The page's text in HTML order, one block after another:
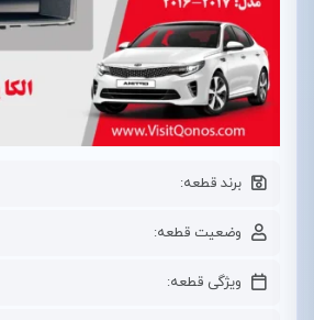
برند قطعه:
وضعیت قطعه:
ویژگی قطعه: